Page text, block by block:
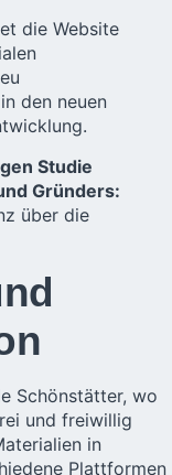
die Website
den neuen
Studie
Gründers:
über die
Schönstätter, wo
und freiwillig
in
Plattformen